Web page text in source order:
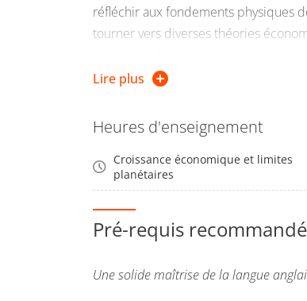
réfléchir aux fondements physiques
tourner vers diverses théories
décroissance et
Lire plus
Heures d'enseignement
Croissance économique et limites
planétaires
Pré-requis
Une solide maîtrise de la langue